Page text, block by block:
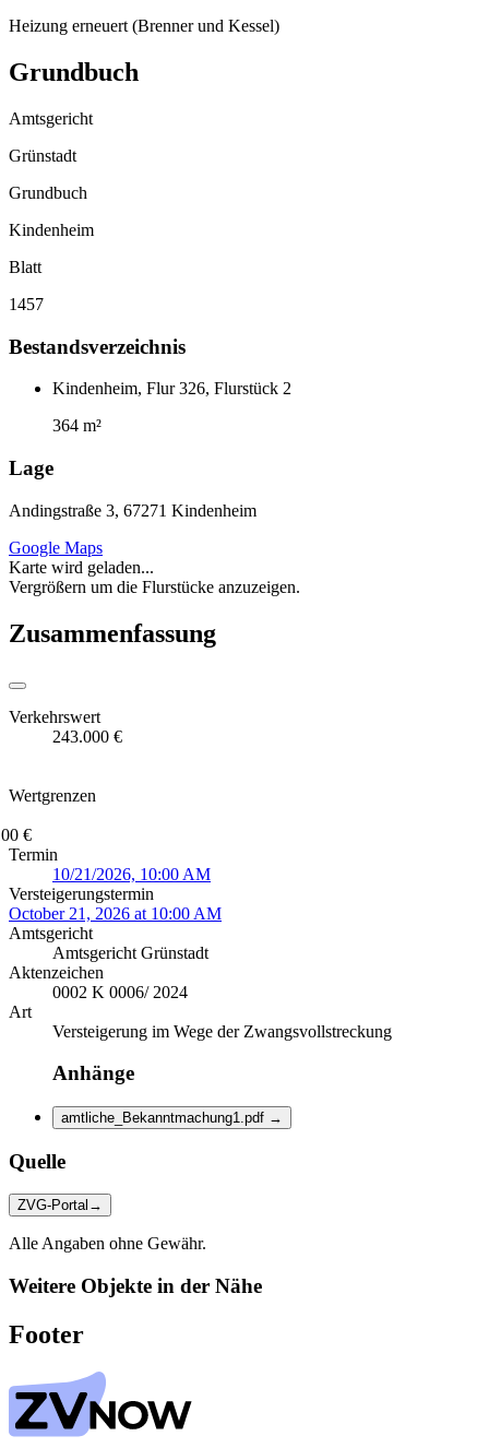
Heizung erneuert (Brenner und Kessel)
Grundbuch
Amtsgericht
Grünstadt
Grundbuch
Kindenheim
Blatt
1457
Bestandsverzeichnis
Kindenheim, Flur 326, Flurstück 2
364 m²
Lage
Andingstraße 3, 67271 Kindenheim
Google Maps
Karte wird geladen...
Vergrößern um die Flurstücke anzuzeigen.
Zusammenfassung
Verkehrswert
243.000 €
Wertgrenzen
€
Termin
10/21/2026, 10:00 AM
Versteigerungstermin
October 21, 2026 at 10:00 AM
Amtsgericht
Amtsgericht Grünstadt
Aktenzeichen
0002 K 0006/ 2024
Art
Versteigerung im Wege der Zwangsvollstreckung
Anhänge
amtliche_Bekanntmachung1.pdf →
Quelle
ZVG-Portal →
Alle Angaben ohne Gewähr.
Weitere Objekte in der Nähe
Footer